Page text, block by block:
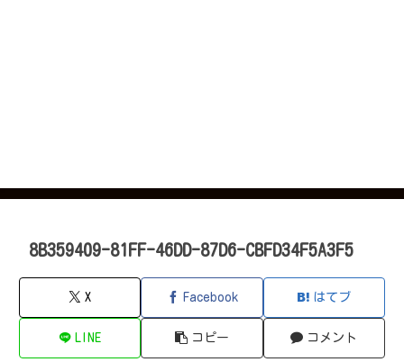
8B359409-81FF-46DD-87D6-CBFD34F5A3F5
X Facebook はてブ
LINE コピー コメント